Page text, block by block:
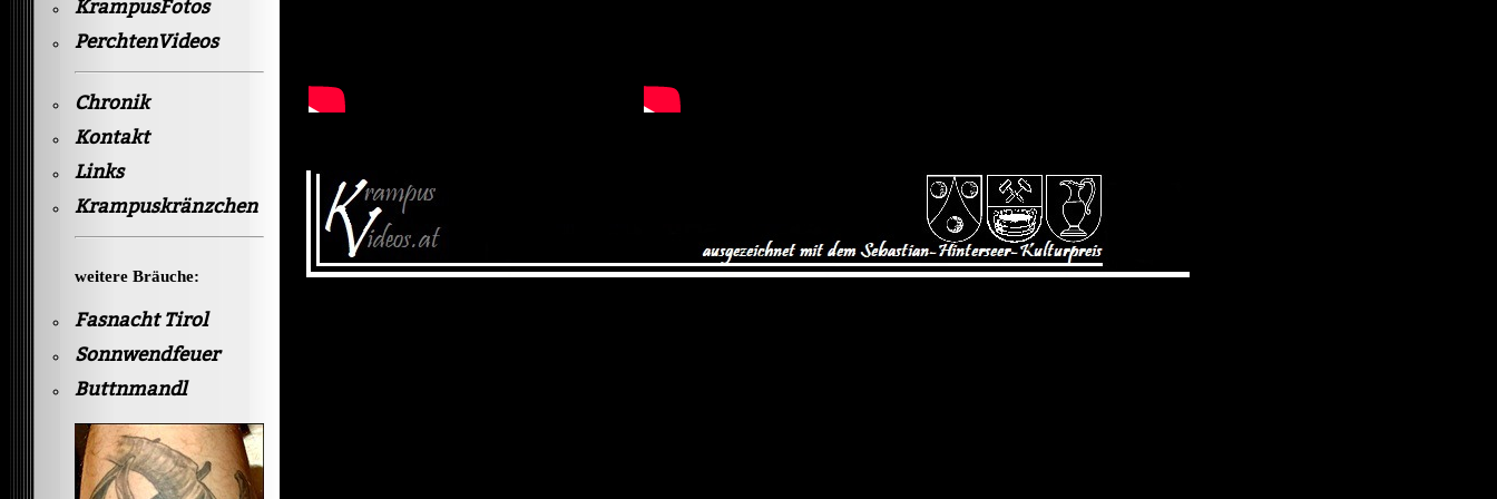
KrampusFotos
PerchtenVideos
Chronik
Kontakt
Links
Krampuskränzchen
weitere Bräuche:
Fasnacht Tirol
Sonnwendfeuer
Buttnmandl